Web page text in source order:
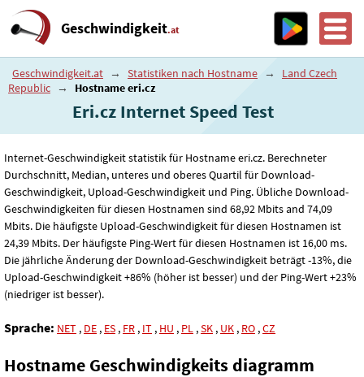
Geschwindigkeit.at
Geschwindigkeit.at → Statistiken nach Hostname →
Land Czech
Republic → Hostname eri.cz
Eri.cz Internet Speed ​​Test
Internet-Geschwindigkeit statistik für Hostname eri.cz. Berechneter
Durchschnitt, Median, unteres und oberes Quartil für Download-
Geschwindigkeit, Upload-Geschwindigkeit und Ping. Übliche Download-
Geschwindigkeiten für diesen Hostnamen sind 68,92 Mbits and 74,09
Mbits. Die häufigste Upload-Geschwindigkeit für diesen Hostnamen ist
24,39 Mbits. Der häufigste Ping-Wert für diesen Hostnamen ist 16,00 ms.
Die jährliche Änderung der Download-Geschwindigkeit beträgt -13%, die
Upload-Geschwindigkeit +86% (höher ist besser) und der Ping-Wert +23%
(niedriger ist besser).
Sprache: NET , DE , ES , FR , IT , HU , PL ,SK , UK , RO ,CZ
Hostname Geschwindigkeits diagramm